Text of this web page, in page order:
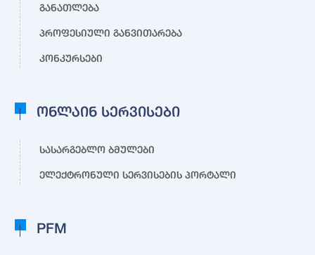
განათლება
პროფესიული განვითარება
კონკურსები
ონლაინ სერვისები
სასარგებლო ბმულები
ელექტრონული სერვისების პორტალი
PFM